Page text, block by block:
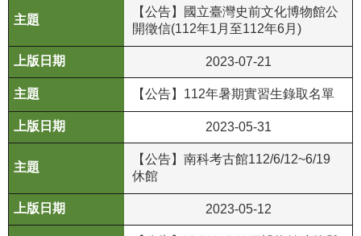
府
開
訊
【公告】國立臺灣史前文化博物館公
開徵信(112年1月至112年6月)
2023-07-21
【公告】112年暑期實習生錄取名單
2023-05-31
【公告】南科考古館112/6/12~6/19
休館
2023-05-12